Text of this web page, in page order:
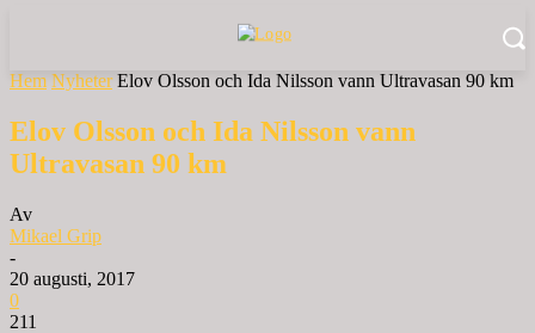
Hem Nyheter Elov Olsson och Ida Nilsson vann Ultravasan 90 km
Elov Olsson och Ida Nilsson vann
Ultravasan 90 km
Av
Mikael Grip
-
20 augusti, 2017
0
211